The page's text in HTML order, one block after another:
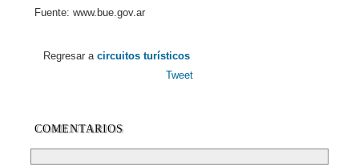
Fuente: www.bue.gov.ar
Regresar a circuitos turísticos
Tweet
COMENTARIOS